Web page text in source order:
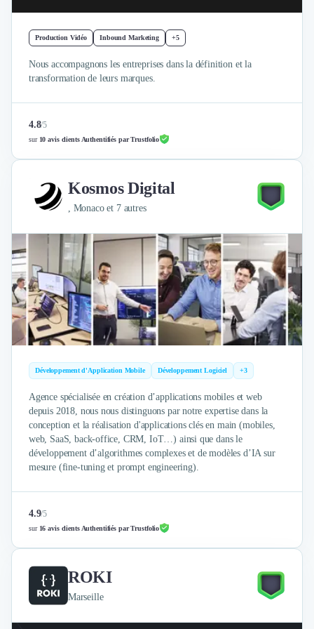
Communication
Veille commerciale
Photographie
Salons
Études Marketing
Présentations PowerPoint
SMS Marketing
Email Marketing
Data Marketing
Logiciel Marketing
Assurance
Expertise Comptable
Subventions & Aides
Levée de fonds
Droit des Affaires
Externalisation Administrative
Direction Financière Externalisée (DAF)
Restructuring
Droit du Travail
Propriété Intellectuelle (IP/IT)
Banque
Gestion de trésorerie
Recouvrement
Financement de matériel ou équipement
Solutions de Paiement
Fiscalité
UX & UI Design
Développement Web
Product Management
Internet of Things (IoT)
Production Vidéo Inbound Marketing +5
Nous accompagnons les entreprises dans la définition et la
transformation de leurs marques.
4.8/5
sur 10 avis clients Authentifiés par Trustfolio
Kosmos Digital
, Monaco et 7 autres
Développement d'Application Mobile Développement Logiciel +3
Agence spécialisée en création d’applications mobiles et web
depuis 2018, nous nous distinguons par notre expertise dans la
conception et la réalisation d'applications clés en main (mobiles,
web, SaaS, back-office, CRM, IoT…) ainsi que dans le
développement d’algorithmes complexes et de modèles d’IA sur
mesure (fine-tuning et prompt engineering).
4.9/5
sur 16 avis clients Authentifiés par Trustfolio
ROKI
Marseille